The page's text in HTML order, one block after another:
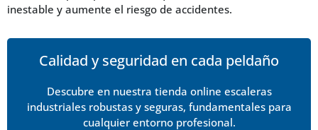
inestable y aumente el riesgo de accidentes.
Calidad y seguridad en cada peldaño
Descubre en nuestra tienda online escaleras
industriales robustas y seguras, fundamentales para
cualquier entorno profesional.